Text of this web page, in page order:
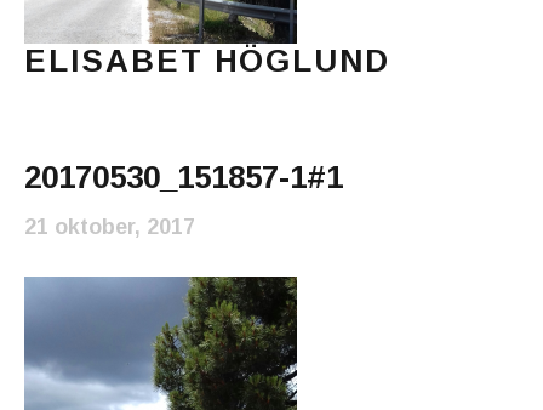
ELISABET HÖGLUND
20170530_151857-1#1
21 oktober, 2017